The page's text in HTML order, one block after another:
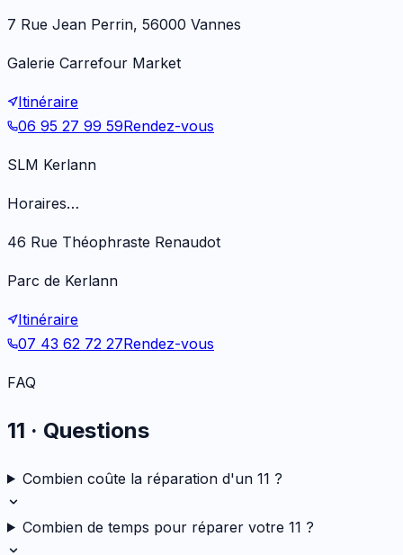
7 Rue Jean Perrin, 56000 Vannes
Galerie Carrefour Market
Itinéraire
06 95 27 99 59Rendez-vous
SLM Kerlann
Horaires…
46 Rue Théophraste Renaudot
Parc de Kerlann
Itinéraire
07 43 62 72 27Rendez-vous
FAQ
11 · Questions
Combien coûte la réparation d'un 11 ?
Combien de temps pour réparer votre 11 ?